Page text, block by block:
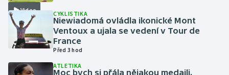
Motorsport
Olympijské hry
Parasport
Video CYKLISTIKA
Niewiadomá ovládla ikonické Mont
Ventoux a ujala se vedení v Tour de
France
Před 3 hod
ATLETIKA
Moc bych si přála nějakou medaili,